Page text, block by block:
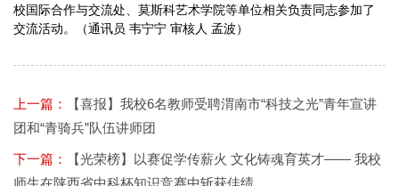
校国际合作与交流处、莫斯科艺术学院等单位相关负责同志参加了
交流活动。（通讯员 韦宁宁 审核人 孟波）
上一篇：
【喜报】我校6名教师受聘渭南市“科技之光”青年宣讲
团和“青骑兵”队伍讲师团
下一篇：
【光荣榜】以赛促学传薪火 文化铸魂育英才—— 我校